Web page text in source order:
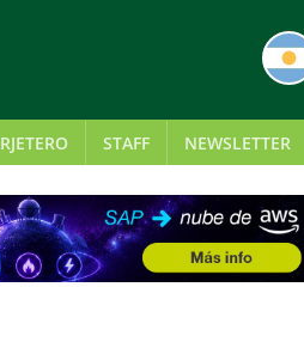
STAFF NEWSLETTER